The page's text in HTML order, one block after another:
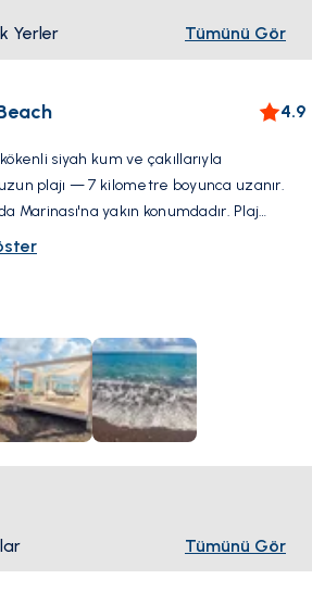
Yerler Tümünü Gör
4.9
siyah kum ve çakıllarıyla
plajı — 7 kilometre boyunca uzanır.
Marinası'na yakın konumdadır. Plaj
barlar ve restoranlar öğle durağı için
Tümünü Gör